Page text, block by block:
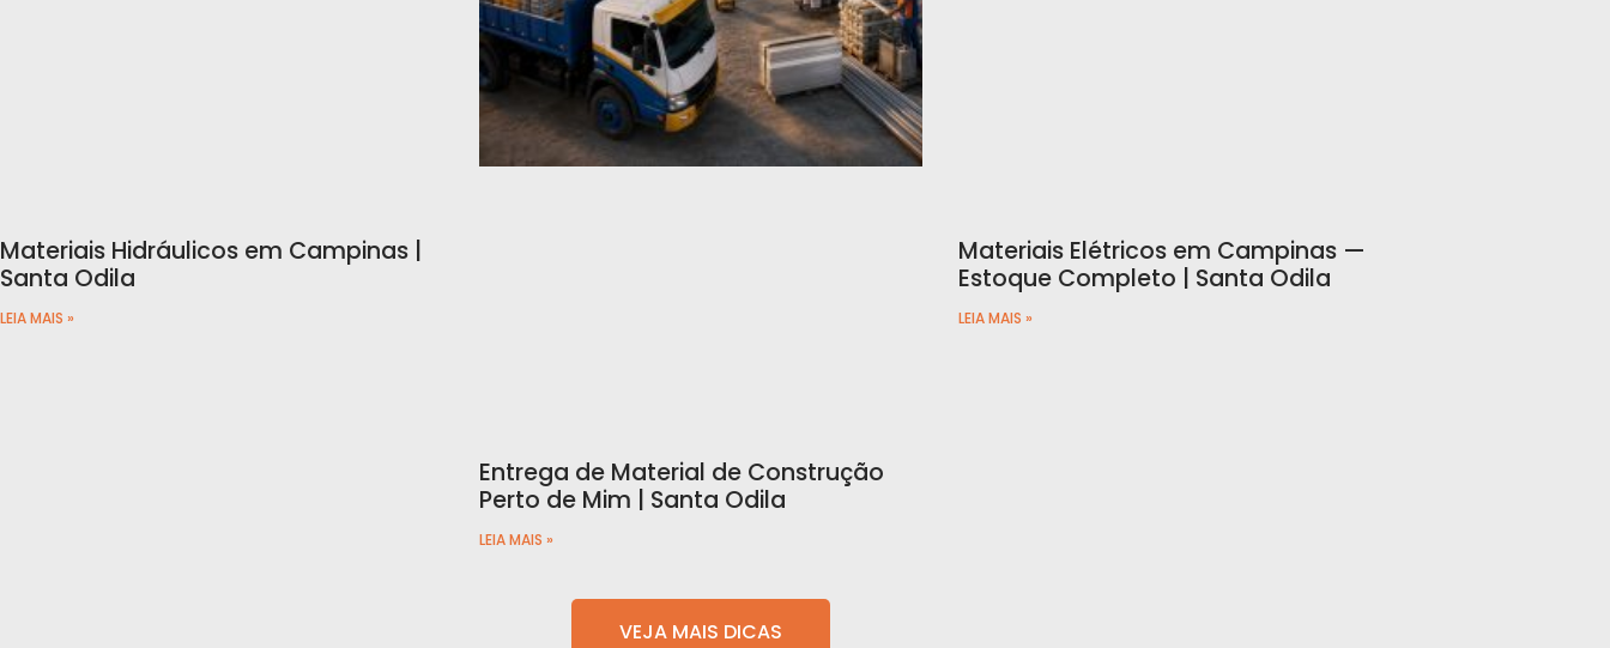
Materiais Hidráulicos em Campinas |
Santa Odila
LEIA MAIS »
Entrega de Material de Construção
Perto de Mim | Santa Odila
LEIA MAIS »
Materiais Elétricos em Campinas —
Estoque Completo | Santa Odila
LEIA MAIS »
VEJA MAIS DICAS